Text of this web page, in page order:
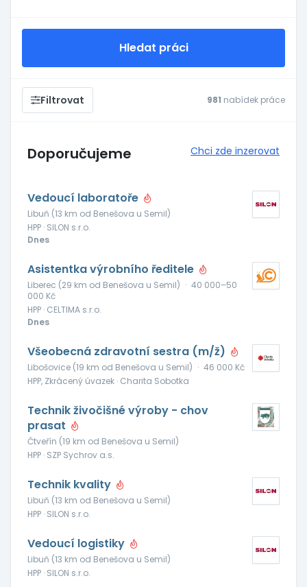
Hledat práci
Filtrovat 981 nabídek práce
Doporučujeme Chci zde inzerovat
Vedoucí laboratoře
Libuň (13 km od Benešova u Semil)
HPP · SILON s.r.o.
Dnes
Asistentka výrobního ředitele
Liberec (29 km od Benešova u Semil) · 40 000–50
000 Kč
HPP · CELTIMA s.r.o.
Dnes
Všeobecná zdravotní sestra (m/ž)
Libošovice (19 km od Benešova u Semil) · 46 000 Kč
HPP, Zkrácený úvazek · Charita Sobotka
Technik živočišné výroby - chov
prasat
Čtveřín (19 km od Benešova u Semil)
HPP · SZP Sychrov a.s.
Technik kvality
Libuň (13 km od Benešova u Semil)
HPP · SILON s.r.o.
Vedoucí logistiky
Libuň (13 km od Benešova u Semil)
HPP · SILON s.r.o.